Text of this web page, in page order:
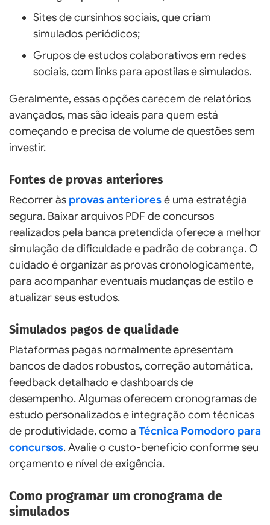
Sites de cursinhos sociais, que criam
simulados periódicos;
Grupos de estudos colaborativos em redes
sociais, com links para apostilas e simulados.
Geralmente, essas opções carecem de relatórios
avançados, mas são ideais para quem está
começando e precisa de volume de questões sem
investir.
Fontes de provas anteriores
Recorrer às provas anterioresé uma estratégia
segura. Baixar arquivos PDF de concursos
realizados pela banca pretendida oferece a melhor
simulação de dificuldade e padrão de cobrança. O
cuidado é organizar as provas cronologicamente,
para acompanhar eventuais mudanças de estilo e
atualizar seus estudos.
Simulados pagos de qualidade
Plataformas pagas normalmente apresentam
bancos de dados robustos, correção automática,
feedback detalhado e dashboards de
desempenho. Algumas oferecem cronogramas de
estudo personalizados e integração com técnicas
de produtividade, como a Técnica Pomodoro para
concursos. Avalie o custo-benefício conforme seu
orçamento e nível de exigência.
Como programar um cronograma de
simulados